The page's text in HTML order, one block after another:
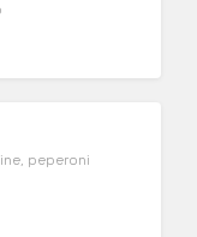
peperoni